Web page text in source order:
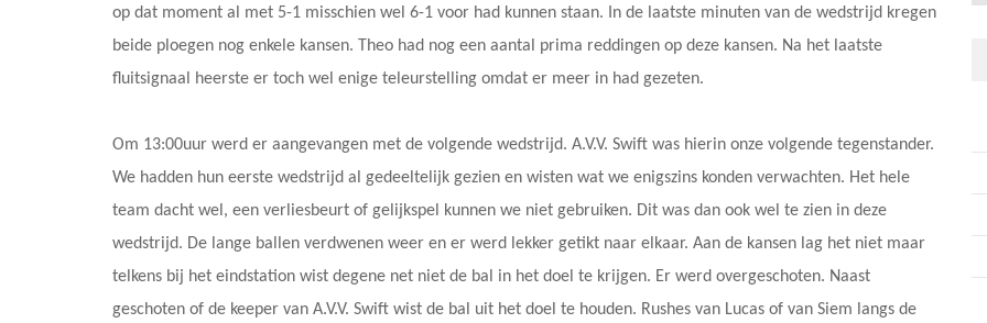
op dat moment al met 5-1 misschien wel 6-1 voor had kunnen staan. In de laatste minuten van de wedstrijd kregen
beide ploegen nog enkele kansen. Theo had nog een aantal prima reddingen op deze kansen. Na het laatste
fluitsignaal heerste er toch wel enige teleurstelling omdat er meer in had gezeten.
Om 13:00uur werd er aangevangen met de volgende wedstrijd. A.V.V. Swift was hierin onze volgende tegenstander.
We hadden hun eerste wedstrijd al gedeeltelijk gezien en wisten wat we enigszins konden verwachten. Het hele
team dacht wel, een verliesbeurt of gelijkspel kunnen we niet gebruiken. Dit was dan ook wel te zien in deze
wedstrijd. De lange ballen verdwenen weer en er werd lekker getikt naar elkaar. Aan de kansen lag het niet maar
telkens bij het eindstation wist degene net niet de bal in het doel te krijgen. Er werd overgeschoten. Naast
geschoten of de keeper van A.V.V. Swift wist de bal uit het doel te houden. Rushes van Lucas of van Siem langs de